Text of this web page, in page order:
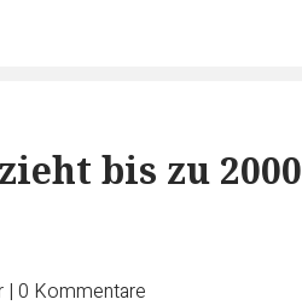
bis zu 2000
| 0 Kommentare